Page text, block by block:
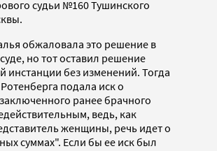
судьи №160 Тушинского
обжаловала это решение в
но тот оставил решение
инстанции без изменений. Тогда
Ротенберга подала иск о
ранее брачного
ведь, как
женщины, речь идет о
суммах". Если бы ее иск был